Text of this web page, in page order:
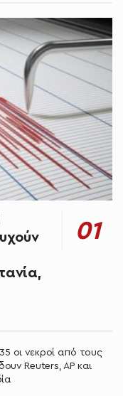
οι νεκροί από τους
Reuters, AP και